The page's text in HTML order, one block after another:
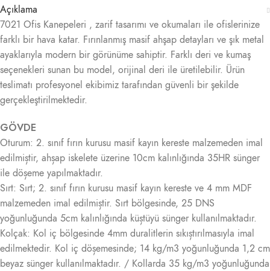
Açıklama
7021 Ofis Kanepeleri , zarif tasarımı ve okumaları ile ofislerinize
farklı bir hava katar. Fırınlanmış masif ahşap detayları ve şık metal
ayaklarıyla modern bir görünüme sahiptir. Farklı deri ve kumaş
seçenekleri sunan bu model, orijinal deri ile üretilebilir. Ürün
teslimatı profesyonel ekibimiz tarafından güvenli bir şekilde
gerçekleştirilmektedir.
GÖVDE
Oturum: 2. sınıf fırın kurusu masif kayın kereste malzemeden imal
edilmiștir, ahșap iskelete üzerine 10cm kalınlığında 35HR sünger
ile döșeme yapılmaktadır.
Sırt: Sırt; 2. sınıf fırın kurusu masif kayın kereste ve 4 mm MDF
malzemeden imal edilmiștir. Sırt bölgesinde, 25 DNS
yoğunluğunda 5cm kalınlığında küștüyü sünger kullanılmaktadır.
Kolçak: Kol iç bölgesinde 4mm duralitlerin sıkıștırılmasıyla imal
edilmektedir. Kol iç döșemesinde; 14 kg/m3 yoğunluğunda 1,2 cm
beyaz sünger kullanılmaktadır. / Kollarda 35 kg/m3 yoğunluğunda